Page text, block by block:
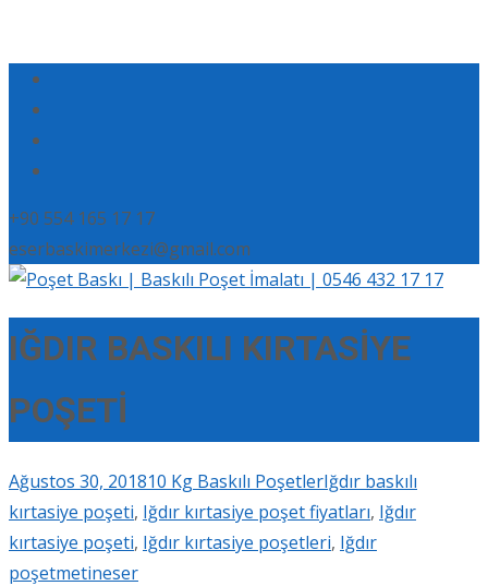
+90 554 165 17 17
eserbaskimerkezi@gmail.com
IĞDIR BASKILI KIRTASİYE
POŞETİ
Ağustos 30, 201810 Kg Baskılı PoşetlerIğdır baskılı
kırtasiye poşeti, Iğdır kırtasiye poşet fiyatları, Iğdır
kırtasiye poşeti, Iğdır kırtasiye poşetleri, Iğdır
poşetmetineser